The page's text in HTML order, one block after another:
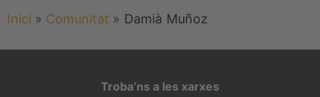
Inici » Comunitat » Damià Muñoz
Troba’ns a les xarxes